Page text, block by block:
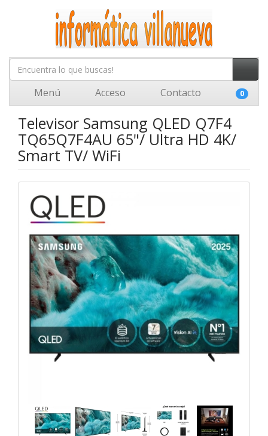
Menú Acceso Contacto 0
Televisor Samsung QLED Q7F4
TQ65Q7F4AU 65"/ Ultra HD 4K/
Smart TV/ WiFi